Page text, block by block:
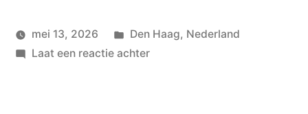
Geplaatst
wouterpinkhof
mei 13, 2026
Geplaatst
in
Den Haag, Nederland
Laat een reactie achterop